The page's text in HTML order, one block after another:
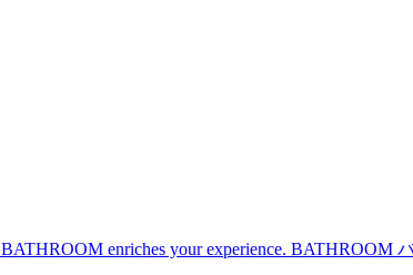
BATHROOM enriches your experience. BATHROOM